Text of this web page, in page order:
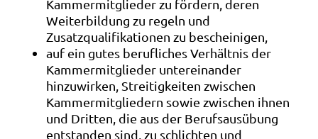
Kammermitglieder zu fördern, deren
Weiterbildung zu regeln und
Zusatzqualifikationen zu bescheinigen,
auf ein gutes berufliches Verhältnis der
Kammermitglieder untereinander
hinzuwirken, Streitigkeiten zwischen
Kammermitgliedern sowie zwischen ihnen
und Dritten, die aus der Berufsausübung
entstanden sind, zu schlichten und